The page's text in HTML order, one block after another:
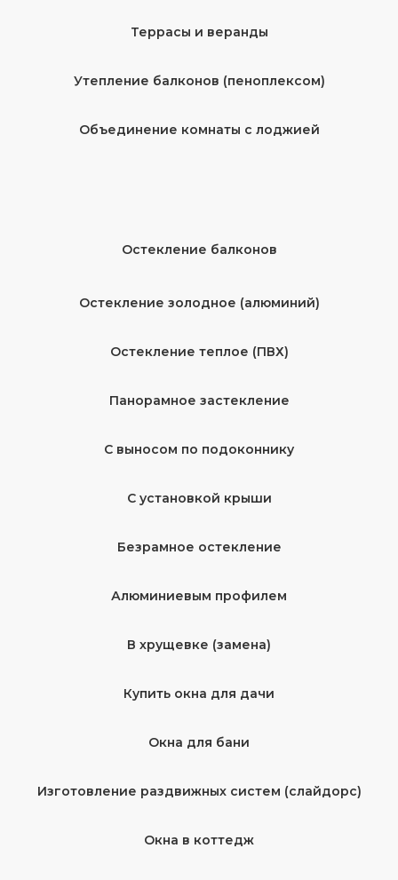
Террасы и веранды
Утепление балконов (пеноплексом)
Объединение комнаты с лоджией
Остекление балконов
Остекление золодное (алюминий)
Остекление теплое (ПВХ)
Панорамное застекление
С выносом по подоконнику
С установкой крыши
Безрамное остекление
Алюминиевым профилем
В хрущевке (замена)
Купить окна для дачи
Окна для бани
Изготовление раздвижных систем (слайдорс)
Окна в коттедж